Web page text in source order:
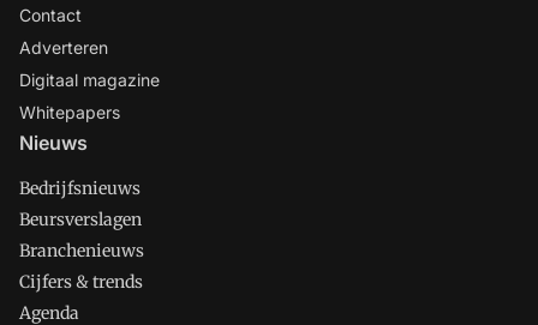
Contact
Adverteren
Digitaal magazine
Whitepapers
Nieuws
Bedrijfsnieuws
Beursverslagen
Branchenieuws
Cijfers & trends
Agenda